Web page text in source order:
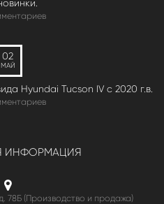
02
МАЙ
Hyundai Tucson IV c 2020 г.в.
ИНФОРМАЦИЯ
78Б (Производство и продажа)